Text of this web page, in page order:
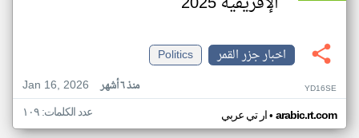
اخبار جزر القمر
Politics
Jan 16, 2026
منذ ٦ أشهر YD16SE
ار تي عربي• arabic.rt.com عدد الكلمات: ١٠٩